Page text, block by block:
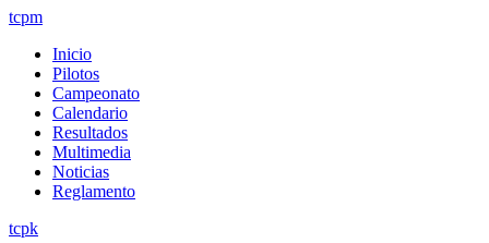
tcpm
Inicio
Pilotos
Campeonato
Calendario
Resultados
Multimedia
Noticias
Reglamento
tcpk